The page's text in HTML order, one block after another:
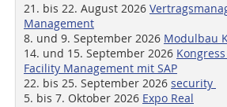
21. bis 22. August 2026
Management
8. und 9. September 2026 Modulbau
14. und 15. September 2026
Facility Management mit SAP
22. bis 25. September 2026 security
5. bis 7. Oktober 2026 Expo Real